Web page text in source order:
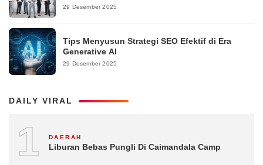
29 Desember 2025
Tips Menyusun Strategi SEO Efektif di Era
Generative AI
29 Desember 2025
DAILY VIRAL
1 DAERAH
Liburan Bebas Pungli Di Caimandala Camp